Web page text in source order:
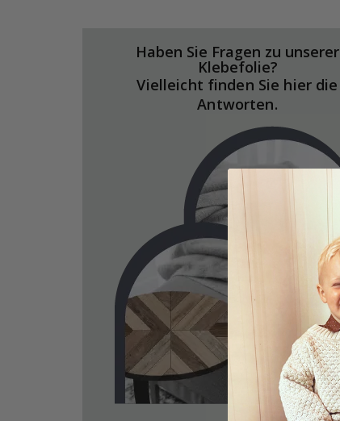
Haben Sie Fragen zu unserer
Klebefolie?
Vielleicht finden Sie hier die
Antworten.